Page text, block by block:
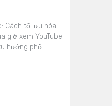
Cách tối ưu hóa
giờ xem YouTube
hướng phổ…